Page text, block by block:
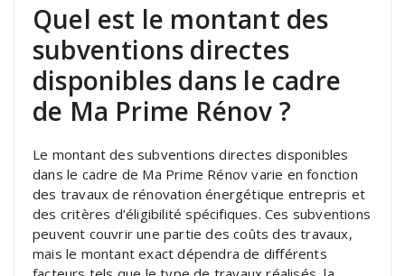
Quel est le montant des
subventions directes
disponibles dans le cadre
de Ma Prime Rénov ?
Le montant des subventions directes disponibles
dans le cadre de Ma Prime Rénov varie en fonction
des travaux de rénovation énergétique entrepris et
des critères d’éligibilité spécifiques. Ces subventions
peuvent couvrir une partie des coûts des travaux,
mais le montant exact dépendra de différents